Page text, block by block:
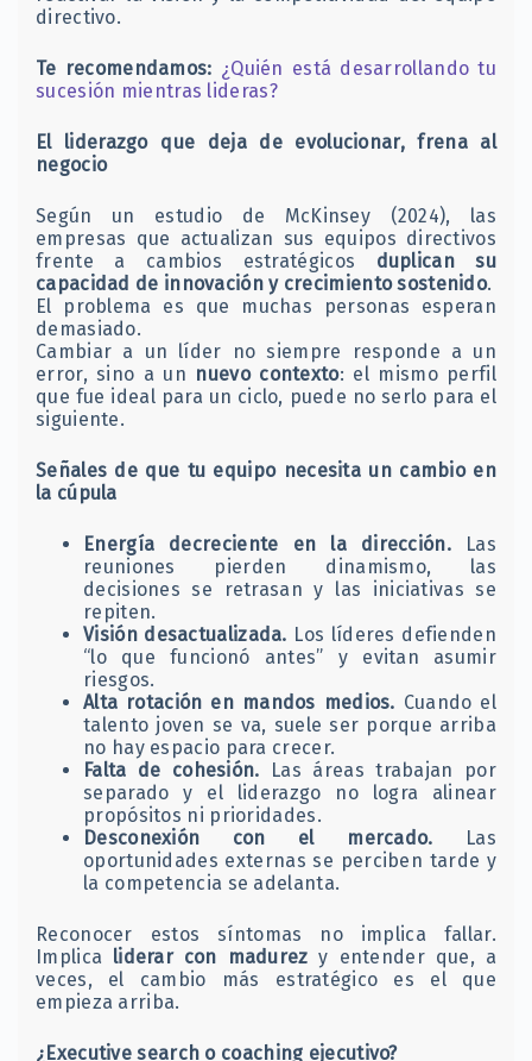
directivo.
Te recomendamos: ¿Quién está desarrollando tu
sucesión mientras lideras?
El liderazgo que deja de evolucionar, frena al
negocio
Según un estudio de McKinsey (2024), las
empresas que actualizan sus equipos directivos
frente a cambios estratégicos duplican su
capacidad de innovación y crecimiento sostenido.
El problema es que muchas personas esperan
demasiado.
Cambiar a un líder no siempre responde a un
error, sino a un nuevo contexto: el mismo perfil
que fue ideal para un ciclo, puede no serlo para el
siguiente.
Señales de que tu equipo necesita un cambio en
la cúpula
Energía decreciente en la dirección. Las
reuniones pierden dinamismo, las
decisiones se retrasan y las iniciativas se
repiten.
Visión desactualizada. Los líderes defienden
“lo que funcionó antes” y evitan asumir
riesgos.
Alta rotación en mandos medios. Cuando el
talento joven se va, suele ser porque arriba
no hay espacio para crecer.
Falta de cohesión. Las áreas trabajan por
separado y el liderazgo no logra alinear
propósitos ni prioridades.
Desconexión con el mercado. Las
oportunidades externas se perciben tarde y
la competencia se adelanta.
Reconocer estos síntomas no implica fallar.
Implica liderar con madurez y entender que, a
veces, el cambio más estratégico es el que
empieza arriba.
¿Executive search o coaching ejecutivo?